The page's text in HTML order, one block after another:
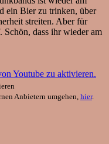
ein Bier zu trinken, über
streiten. Aber für
dass ihr wieder am
Youtube zu aktivieren.
Anbietern umgehen, hier.